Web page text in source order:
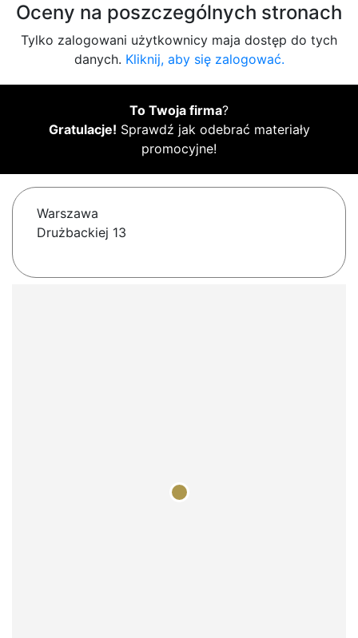
Oceny na poszczególnych stronach
Tylko zalogowani użytkownicy maja dostęp do tych
danych. Kliknij, aby się zalogować.
To Twoja firma?
Gratulacje! Sprawdź jak odebrać materiały
promocyjne!
Warszawa
Drużbackiej 13